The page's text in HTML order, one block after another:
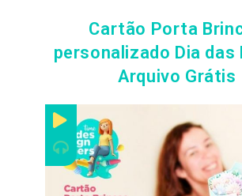
Cartão Porta
personalizado Dia das
Arquivo Grátis